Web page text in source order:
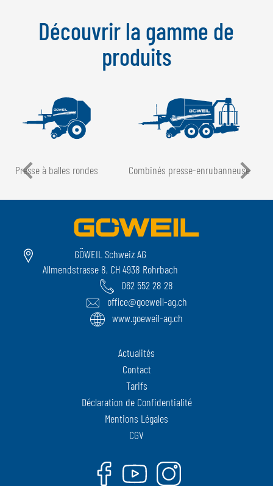
Découvrir la gamme de
produits
Presse à balles rondes Combinés presse-enrubanneuse
GÖWEIL Schweiz AG
Allmendstrasse 8, CH 4938 Rohrbach
062 552 28 28
office@goeweil-ag.ch
www.goeweil-ag.ch
Actualités
Contact
Tarifs
Déclaration de Confidentialité
Mentions Légales
CGV